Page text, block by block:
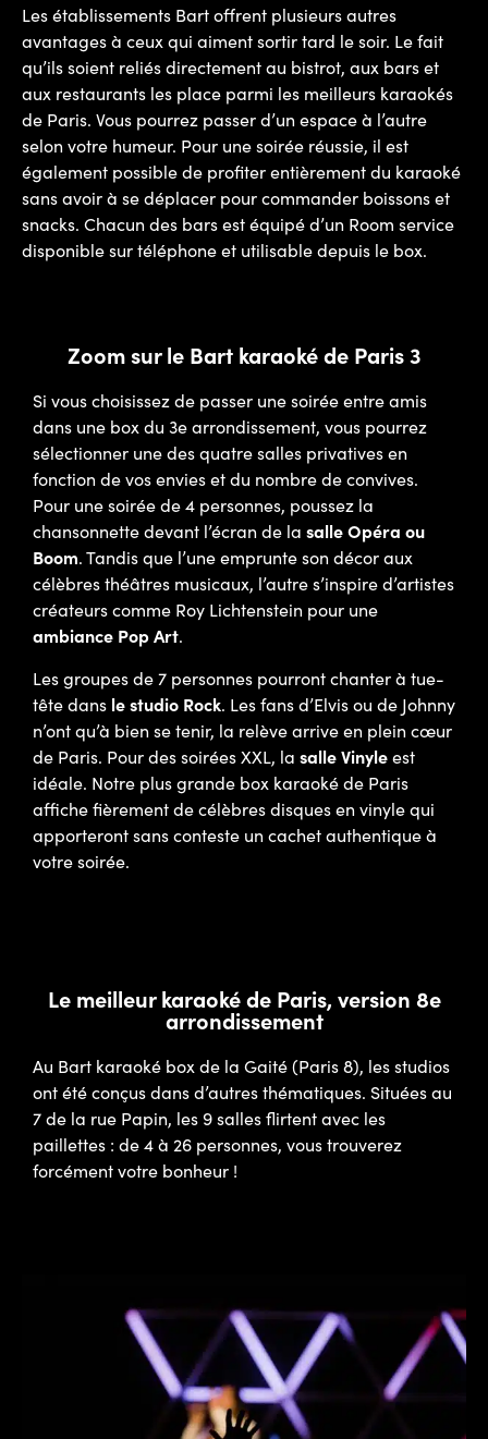
Les établissements Bart offrent plusieurs autres
avantages à ceux qui aiment sortir tard le soir. Le fait
qu’ils soient reliés directement au bistrot, aux bars et
aux restaurants les place parmi les meilleurs karaokés
de Paris. Vous pourrez passer d’un espace à l’autre
selon votre humeur. Pour une soirée réussie, il est
également possible de profiter entièrement du karaoké
sans avoir à se déplacer pour commander boissons et
snacks. Chacun des bars est équipé d’un Room service
disponible sur téléphone et utilisable depuis le box.
Zoom sur le Bart karaoké de Paris 3
Si vous choisissez de passer une soirée entre amis
dans une box du 3e arrondissement, vous pourrez
sélectionner une des quatre salles privatives en
fonction de vos envies et du nombre de convives.
Pour une soirée de 4 personnes, poussez la
chansonnette devant l’écran de la salle Opéra ou
Boom. Tandis que l’une emprunte son décor aux
célèbres théâtres musicaux, l’autre s’inspire d’artistes
créateurs comme Roy Lichtenstein pour une
ambiance Pop Art.
Les groupes de 7 personnes pourront chanter à tue-
tête dans le studio Rock. Les fans d’Elvis ou de Johnny
n’ont qu’à bien se tenir, la relève arrive en plein cœur
de Paris. Pour des soirées XXL, la salle Vinyleest
idéale. Notre plus grande box karaoké de Paris
affiche fièrement de célèbres disques en vinyle qui
apporteront sans conteste un cachet authentique à
votre soirée.
Le meilleur karaoké de Paris, version 8e
arrondissement
Au Bart karaoké box de la Gaité (Paris 8), les studios
ont été conçus dans d’autres thématiques. Situées au
7 de la rue Papin, les 9 salles flirtent avec les
paillettes : de 4 à 26 personnes, vous trouverez
forcément votre bonheur !